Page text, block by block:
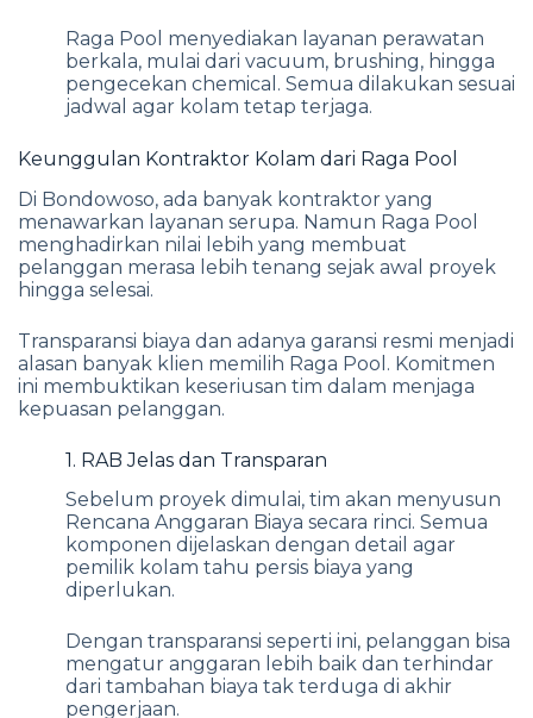
Raga Pool menyediakan layanan perawatan
berkala, mulai dari vacuum, brushing, hingga
pengecekan chemical. Semua dilakukan sesuai
jadwal agar kolam tetap terjaga.
Keunggulan Kontraktor Kolam dari Raga Pool
Di Bondowoso, ada banyak kontraktor yang
menawarkan layanan serupa. Namun Raga Pool
menghadirkan nilai lebih yang membuat
pelanggan merasa lebih tenang sejak awal proyek
hingga selesai.
Transparansi biaya dan adanya garansi resmi menjadi
alasan banyak klien memilih Raga Pool. Komitmen
ini membuktikan keseriusan tim dalam menjaga
kepuasan pelanggan.
1. RAB Jelas dan Transparan
Sebelum proyek dimulai, tim akan menyusun
Rencana Anggaran Biaya secara rinci. Semua
komponen dijelaskan dengan detail agar
pemilik kolam tahu persis biaya yang
diperlukan.
Dengan transparansi seperti ini, pelanggan bisa
mengatur anggaran lebih baik dan terhindar
dari tambahan biaya tak terduga di akhir
pengerjaan.